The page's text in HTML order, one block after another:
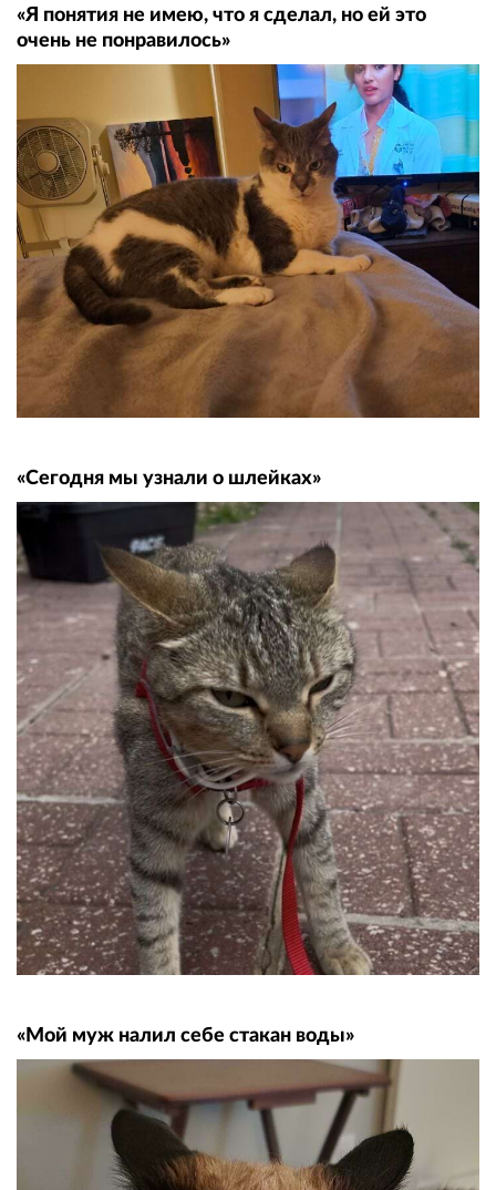
«Я понятия не имею, что я сделал, но ей это
очень не понравилось»
«Сегодня мы узнали о шлейках»
«Мой муж налил себе стакан воды»